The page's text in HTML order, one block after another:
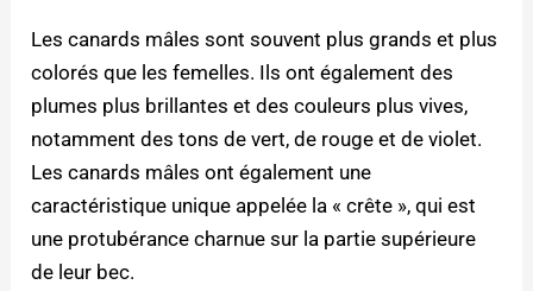
Les canards mâles sont souvent plus grands et plus
colorés que les femelles. Ils ont également des
plumes plus brillantes et des couleurs plus vives,
notamment des tons de vert, de rouge et de violet.
Les canards mâles ont également une
caractéristique unique appelée la « crête », qui est
une protubérance charnue sur la partie supérieure
de leur bec.